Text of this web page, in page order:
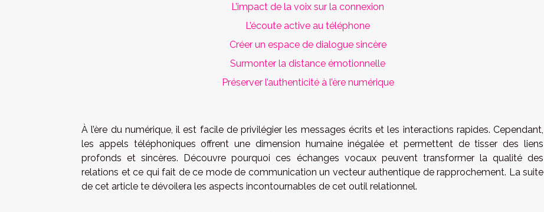
L’impact de la voix sur la connexion
L’écoute active au téléphone
Créer un espace de dialogue sincère
Surmonter la distance émotionnelle
Préserver l’authenticité à l’ère numérique
À l’ère du numérique, il est facile de privilégier les messages écrits et les interactions rapides. Cependant,
les appels téléphoniques offrent une dimension humaine inégalée et permettent de tisser des liens
profonds et sincères. Découvre pourquoi ces échanges vocaux peuvent transformer la qualité des
relations et ce qui fait de ce mode de communication un vecteur authentique de rapprochement. La suite
de cet article te dévoilera les aspects incontournables de cet outil relationnel.